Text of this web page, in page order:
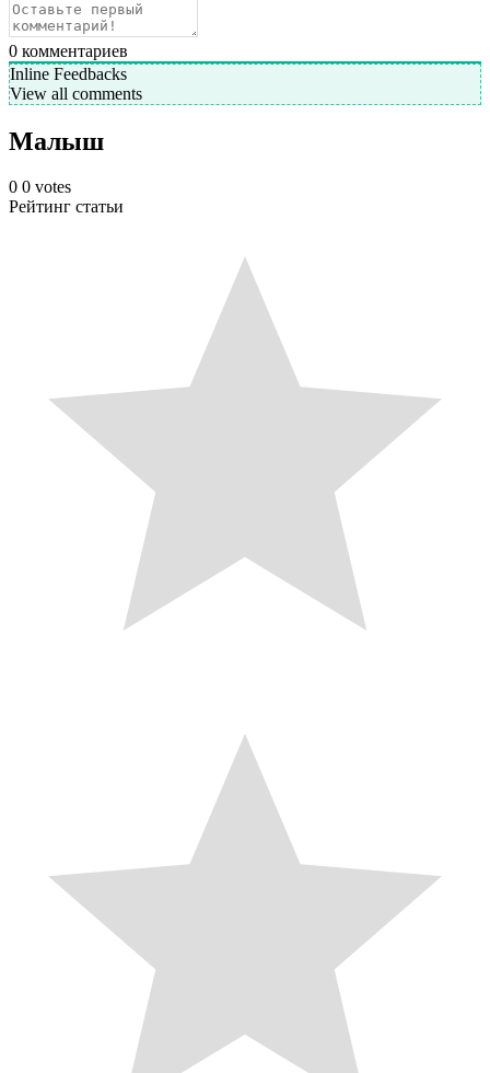
0 комментариев
Inline Feedbacks
View all comments
Малыш
0 0 votes
Рейтинг статьи